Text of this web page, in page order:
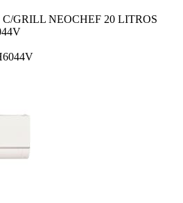
GRILL NEOCHEF 20 LITROS